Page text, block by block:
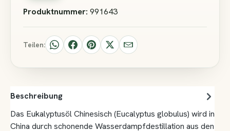
Produktnummer: 991643
Teilen:
Beschreibung
Das Eukalyptusöl Chinesisch (Eucalyptus globulus) wird in
China durch schonende Wasserdampfdestillation aus den